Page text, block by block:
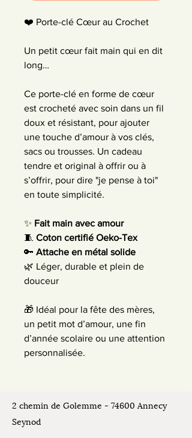
❤️ Porte-clé Cœur au Crochet
Un petit cœur fait main qui en dit
long…
Ce porte-clé en forme de cœur
est crocheté avec soin dans un fil
doux et résistant, pour ajouter
une touche d’amour à vos clés,
sacs ou trousses. Un cadeau
tendre et original à offrir ou à
s’offrir, pour dire "je pense à toi"
en toute simplicité.
✨ Fait main avec amour
🧵 Coton certifié Oeko-Tex
🔑 Attache en métal solide
🌿 Léger, durable et plein de
douceur
🎁 Idéal pour la fête des mères,
un petit mot d’amour, une fin
d’année scolaire ou une attention
personnalisée.
2 chemin de Golemme - 74600 Annecy
Seynod